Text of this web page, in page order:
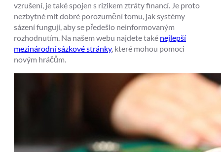
vzrušení, je také spojen s rizikem ztráty financí. Je proto
nezbytné mít dobré porozumění tomu, jak systémy
sázení fungují, aby se předešlo neinformovaným
rozhodnutím. Na našem webu najdete také nejlepší
mezinárodní sázkové stránky, které mohou pomoci
novým hráčům.